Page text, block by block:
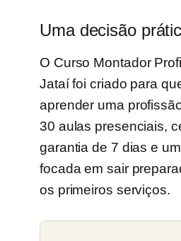
Uma decisão
O Curso Montador
Jataí foi criado para
aprender uma
30 aulas presenciais,
garantia de 7 dias e
focada em sair
os primeiros serviços.